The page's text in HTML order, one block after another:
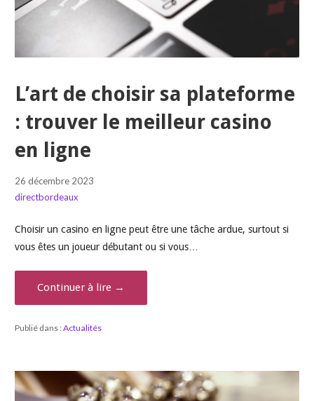
L’art de choisir sa plateforme
: trouver le meilleur casino
en ligne
26 décembre 2023
directbordeaux
Choisir un casino en ligne peut être une tâche ardue, surtout si
vous êtes un joueur débutant ou si vous…
Continuer à lire →
Publié dans :Actualités